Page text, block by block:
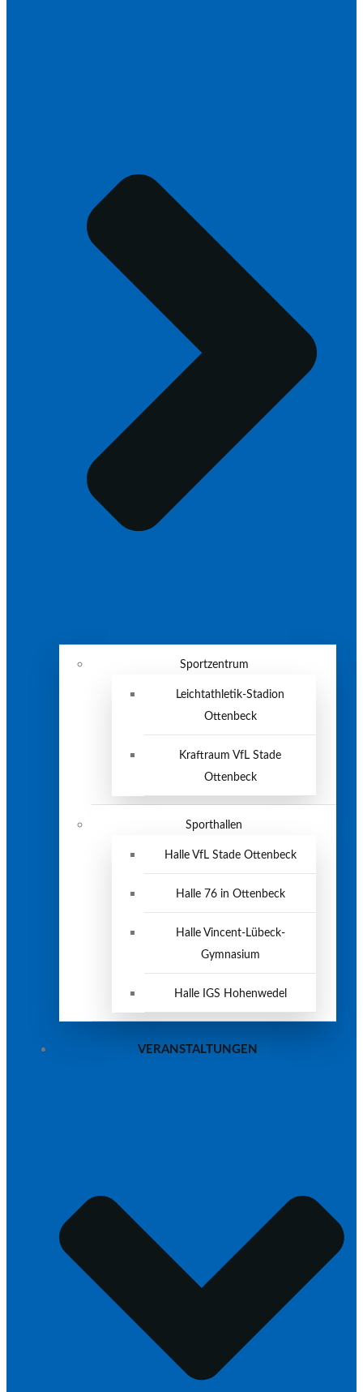
Sportzentrum
Leichtathletik-Stadion
Ottenbeck
Kraftraum VfL Stade
Ottenbeck
Sporthallen
Halle VfL Stade Ottenbeck
Halle 76 in Ottenbeck
Halle Vincent-Lübeck-
Gymnasium
Halle IGS Hohenwedel
VERANSTALTUNGEN